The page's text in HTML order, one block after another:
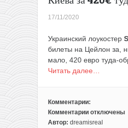
17/11/2020
Украинский лоукостер
билеты на Цейлон за,
мало, 420 евро туда-
Читать далее…
Комментарии:
Комментарии
к
отключены
Автор: dreamisreal